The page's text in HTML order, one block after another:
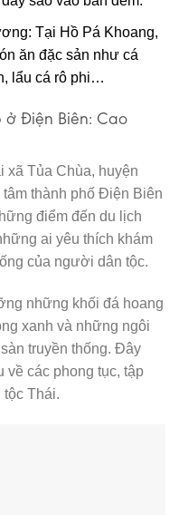
Tại Hồ Pá Khoang,
ăn đặc sản như cá
lẩu cá rô phi…
Điện Biên: Cao
xã Tủa Chùa, huyện
thành phố Điện Biên
điểm đến du lịch
ai yêu thích khám
của người dân tộc.
những khối đá hoang
xanh và những ngôi
truyền thống. Đây
về các phong tục, tập
Thái.